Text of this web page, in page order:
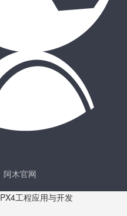
阿木官网
PX4工程应用与开发